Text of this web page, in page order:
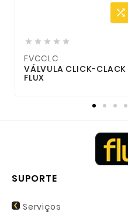

    
FVCCLC
VÁLVULA CLICK-
FLUX
SUPORTE
Serviços